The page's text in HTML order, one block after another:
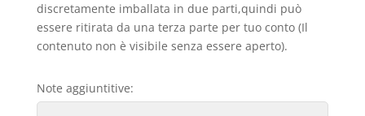
discretamente imballata in due parti,quindi può
essere ritirata da una terza parte per tuo conto (Il
contenuto non è visibile senza essere aperto).
Note aggiuntitive: